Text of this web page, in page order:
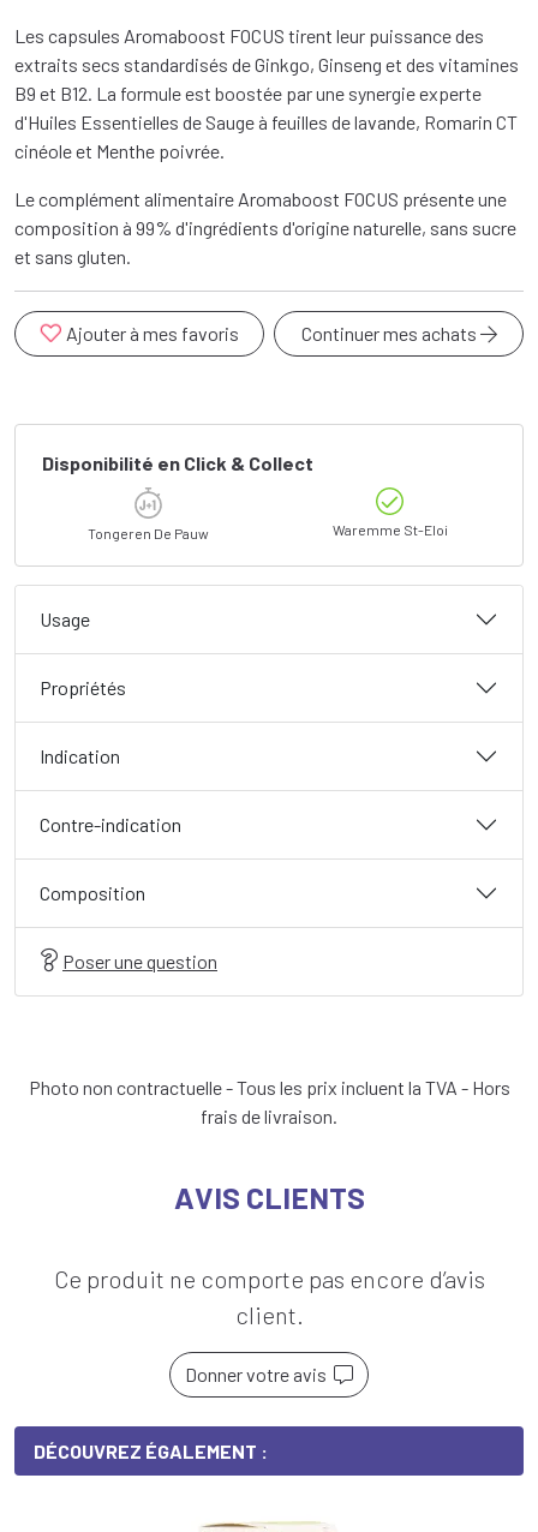
Les capsules Aromaboost FOCUS tirent leur puissance des
extraits secs standardisés de Ginkgo, Ginseng et des vitamines
B9 et B12. La formule est boostée par une synergie experte
d'Huiles Essentielles de Sauge à feuilles de lavande, Romarin CT
cinéole et Menthe poivrée.
Le complément alimentaire Aromaboost FOCUS présente une
composition à 99% d'ingrédients d'origine naturelle, sans sucre
et sans gluten.
Ajouter à mes favoris Continuer mes achats
Disponibilité en Click & Collect
Tongeren De Pauw Waremme St-Eloi
Usage
Propriétés
Indication
Contre-indication
Composition
Poser une question
Photo non contractuelle - Tous les prix incluent la TVA - Hors
frais de livraison.
AVIS CLIENTS
Ce produit ne comporte pas encore d’avis
client.
Donner votre avis
DÉCOUVREZ ÉGALEMENT :